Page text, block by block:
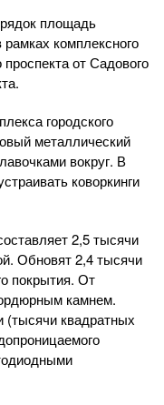
площадь
комплексного
проспекта от Садового
городского
металлический
вокруг. В
коворкинги
2,5 тысячи
Обновят 2,4 тысячи
покрытия. От
камнем.
(тысячи квадратных